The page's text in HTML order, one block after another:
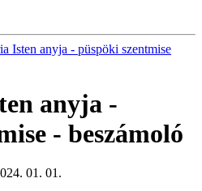
Isten anyja - püspöki szentmise
anyja -
- beszámoló
01. 01.